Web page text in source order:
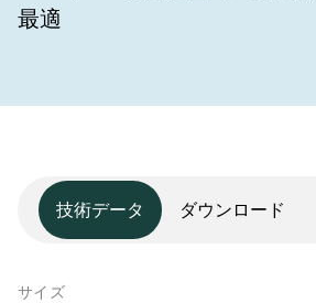
最適
技術データ ダウンロード
サイズ